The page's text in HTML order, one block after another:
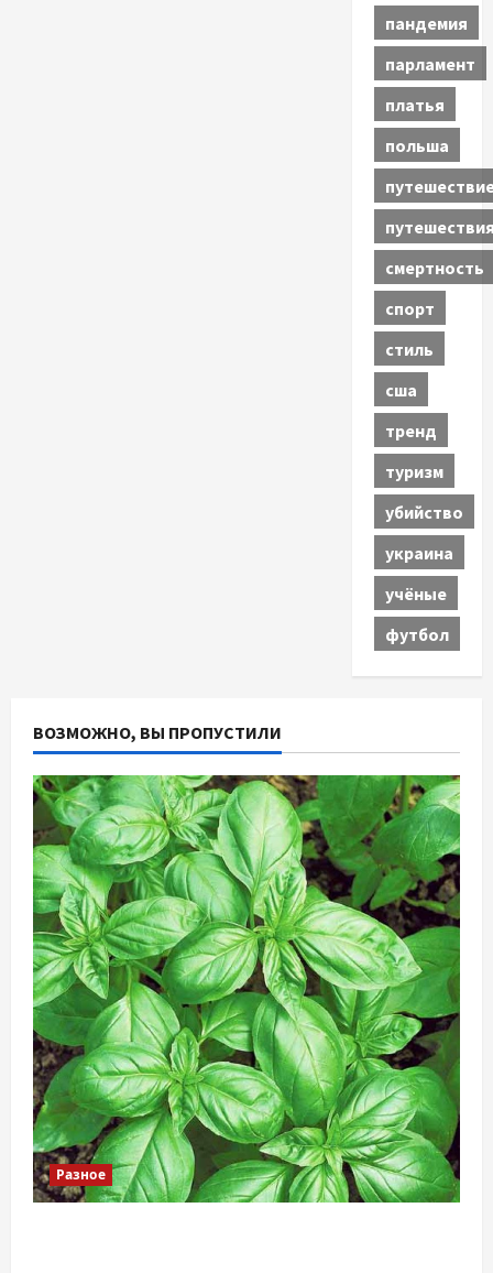
пандемия
парламент
платья
польша
смертность
спорт
стиль
сша
тренд
туризм
убийство
украина
учёные
футбол
ВОЗМОЖНО, ВЫ ПРОПУСТИЛИ
Разное